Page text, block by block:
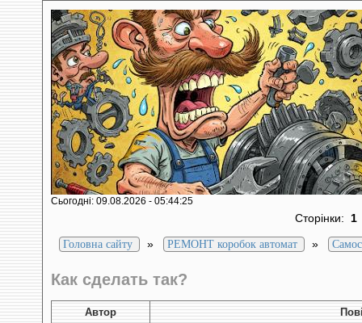
Сьогодні: 09.08.2026 - 05:44:25
Сторінки: 1
Головна сайту » РЕМОНТ коробок автомат »
Как сделать так?
Автор